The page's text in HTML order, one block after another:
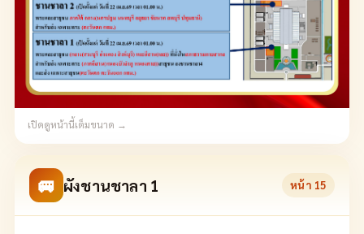
เปิดดูหน้านี้เต็มขนาด →
🚐 ผังชานชาลา 1 หน้า 15